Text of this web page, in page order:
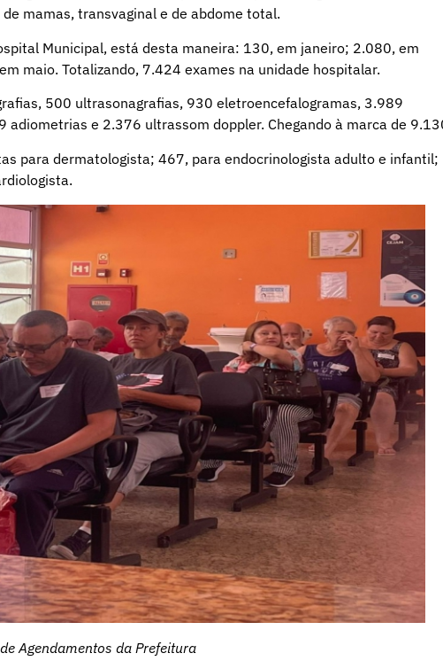
mamas, transvaginal e de abdome total.
Municipal, está desta maneira: 130, em janeiro; 2.080, em
maio. Totalizando, 7.424 exames na unidade hospitalar.
500 ultrasonagrafias, 930 eletroencefalogramas, 3.989
e 2.376 ultrassom doppler. Chegando à marca de
para dermatologista; 467, para endocrinologista adulto e infantil;
Agendamentos da Prefeitura